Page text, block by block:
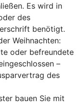
Es wird in
des
benötigt.
Weihnachten:
oder befreundete
–
des
bauen Sie mit